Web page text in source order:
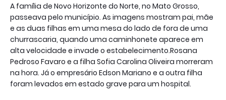
A família de Novo Horizonte do Norte, no Mato Grosso,
passeava pelo município. As imagens mostram pai, mãe
e as duas filhas em uma mesa do lado de fora de uma
churrascaria, quando uma caminhonete aparece em
alta velocidade e invade o estabelecimento.Rosana
Pedroso Favaro e a filha Sofia Carolina Oliveira morreram
na hora. Já o empresário Edson Mariano e a outra filha
foram levados em estado grave para um hospital.